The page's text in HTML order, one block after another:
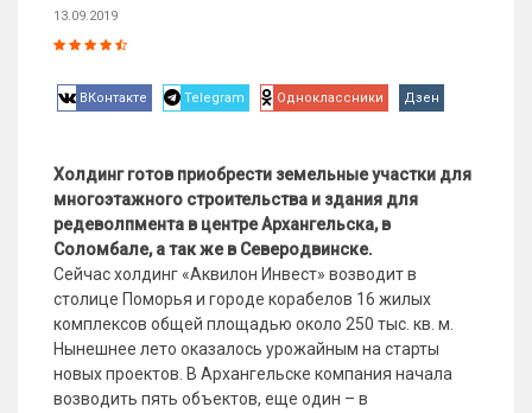
13.09.2019
ВКонтакте Telegram Одноклассники Дзен
Холдинг готов приобрести земельные участки для
многоэтажного строительства и здания для
редеволпмента в центре Архангельска, в
Соломбале, а так же в Северодвинске.
Сейчас холдинг «Аквилон Инвест» возводит в
столице Поморья и городе корабелов 16 жилых
комплексов общей площадью около 250 тыс. кв. м.
Нынешнее лето оказалось урожайным на старты
новых проектов. В Архангельске компания начала
возводить пять объектов, еще один – в